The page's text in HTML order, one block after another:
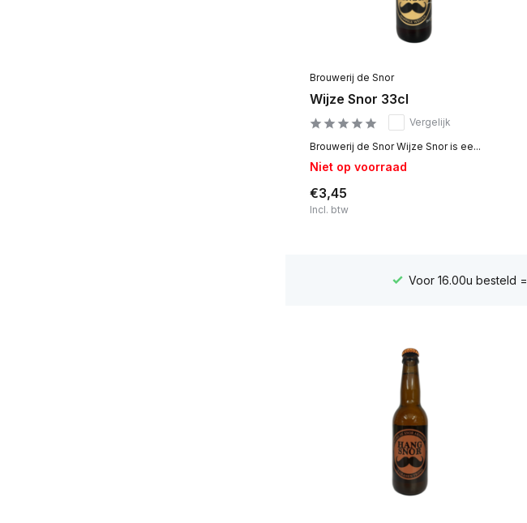
Brouwerij de Snor
Wijze Snor 33cl
Vergelijk
Brouwerij de Snor Wijze Snor is ee...
Niet op voorraad
€3,45
Incl. btw
Voor 16.00u besteld =